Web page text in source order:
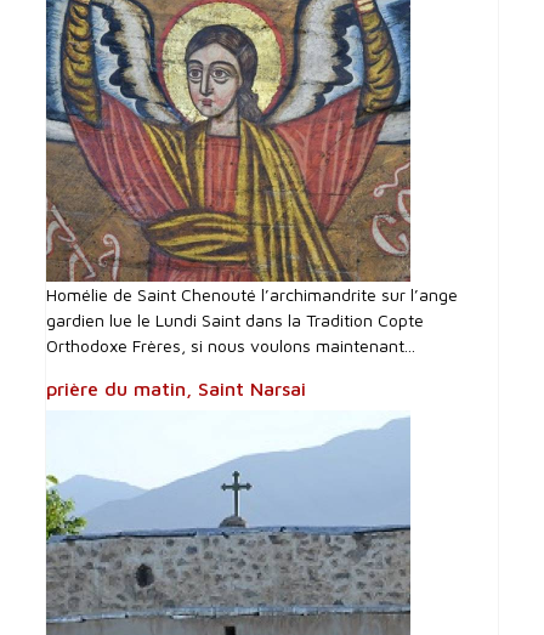
Homélie de Saint Chenouté l’archimandrite sur l’ange
gardien lue le Lundi Saint dans la Tradition Copte
Orthodoxe Frères, si nous voulons maintenant...
prière du matin, Saint Narsai